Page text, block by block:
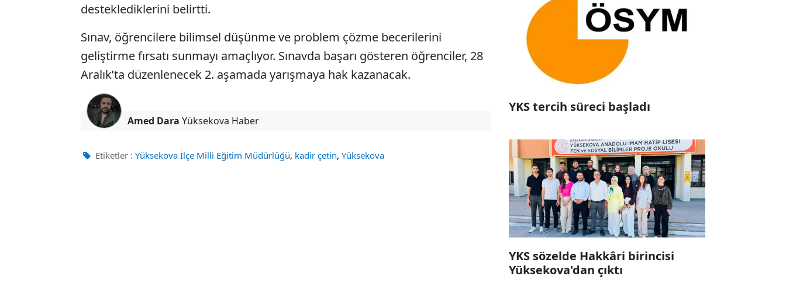
desteklediklerini belirtti.
Sınav, öğrencilere bilimsel düşünme ve problem çözme becerilerini
geliştirme fırsatı sunmayı amaçlıyor. Sınavda başarı gösteren öğrenciler, 28
Aralık’ta düzenlenecek 2. aşamada yarışmaya hak kazanacak.
Amed Dara Yüksekova Haber
Etiketler : Yüksekova İlçe Milli Eğitim Müdürlüğü, kadir çetin, Yüksekova
YKS tercih süreci başladı
YKS sözelde Hakkâri birincisi
Yüksekova'dan çıktı